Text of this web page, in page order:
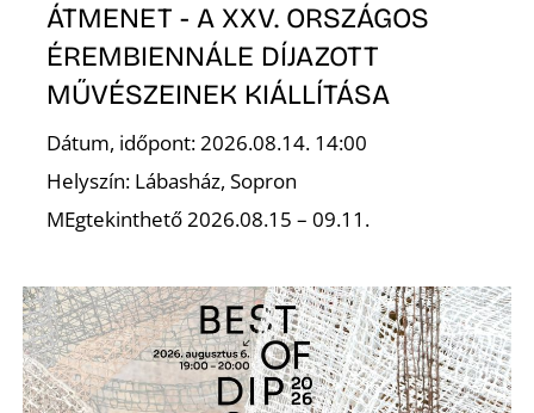
ÁTMENET - A XXV. ORSZÁGOS
ÉREMBIENNÁLE DÍJAZOTT
MŰVÉSZEINEK KIÁLLÍTÁSA
Dátum, időpont: 2026.08.14. 14:00
Helyszín: Lábasház, Sopron
MEgtekinthető 2026.08.15 – 09.11.